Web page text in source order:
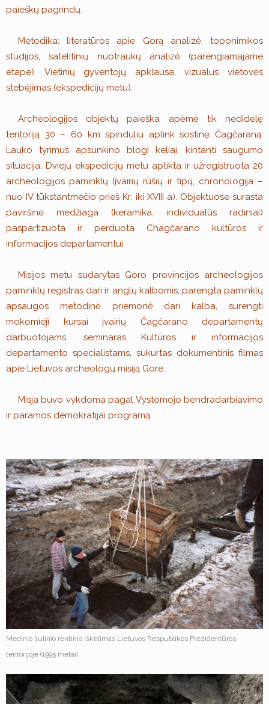
paieškų pagrindų.
Metodika: literatūros apie Gorą analizė, toponimikos
studijos, satelitinių nuotraukų analizė (parengiamajame
etape). Vietinių gyventojų apklausa, vizualus vietovės
stebėjimas (ekspedicijų metu).
Archeologijos objektų paieška apėmė tik nedidelę
teritoriją 30 – 60 km spinduliu aplink sostinę Čagčaraną.
Lauko tyrimus apsunkino blogi keliai, kintanti saugumo
situacija. Dviejų ekspedicijų metu aptikta ir užregistruota 20
archeologijos paminklų (įvairių rūšių ir tipų, chronologija –
nuo IV tūkstantmečio prieš Kr. iki XVIII a). Objektuose surasta
paviršinė medžiaga (keramika, individualūs radiniai)
paspartizuota ir perduota Chagčarano kultūros ir
informacijos departamentui.
Misijos metu sudarytas Goro provincijos archeologijos
paminklų registras dari ir anglų kalbomis, parengta paminklų
apsaugos metodinė priemonė dari kalba, surengti
mokomieji kursai įvairių Čagčarano departamentų
darbuotojams, seminaras Kultūros ir informacijos
departamento specialistams, sukurtas dokumentinis filmas
apie Lietuvos archeologų misiją Gore.
Misja buvo vykdoma pagal Vystomojo bendradarbiavimo
ir paramos demokratijai programą.
Medinio šulinio rentinio iškėlimas Lietuvos Respublikos Prezidentūros
teritorijoje (1995 metai).